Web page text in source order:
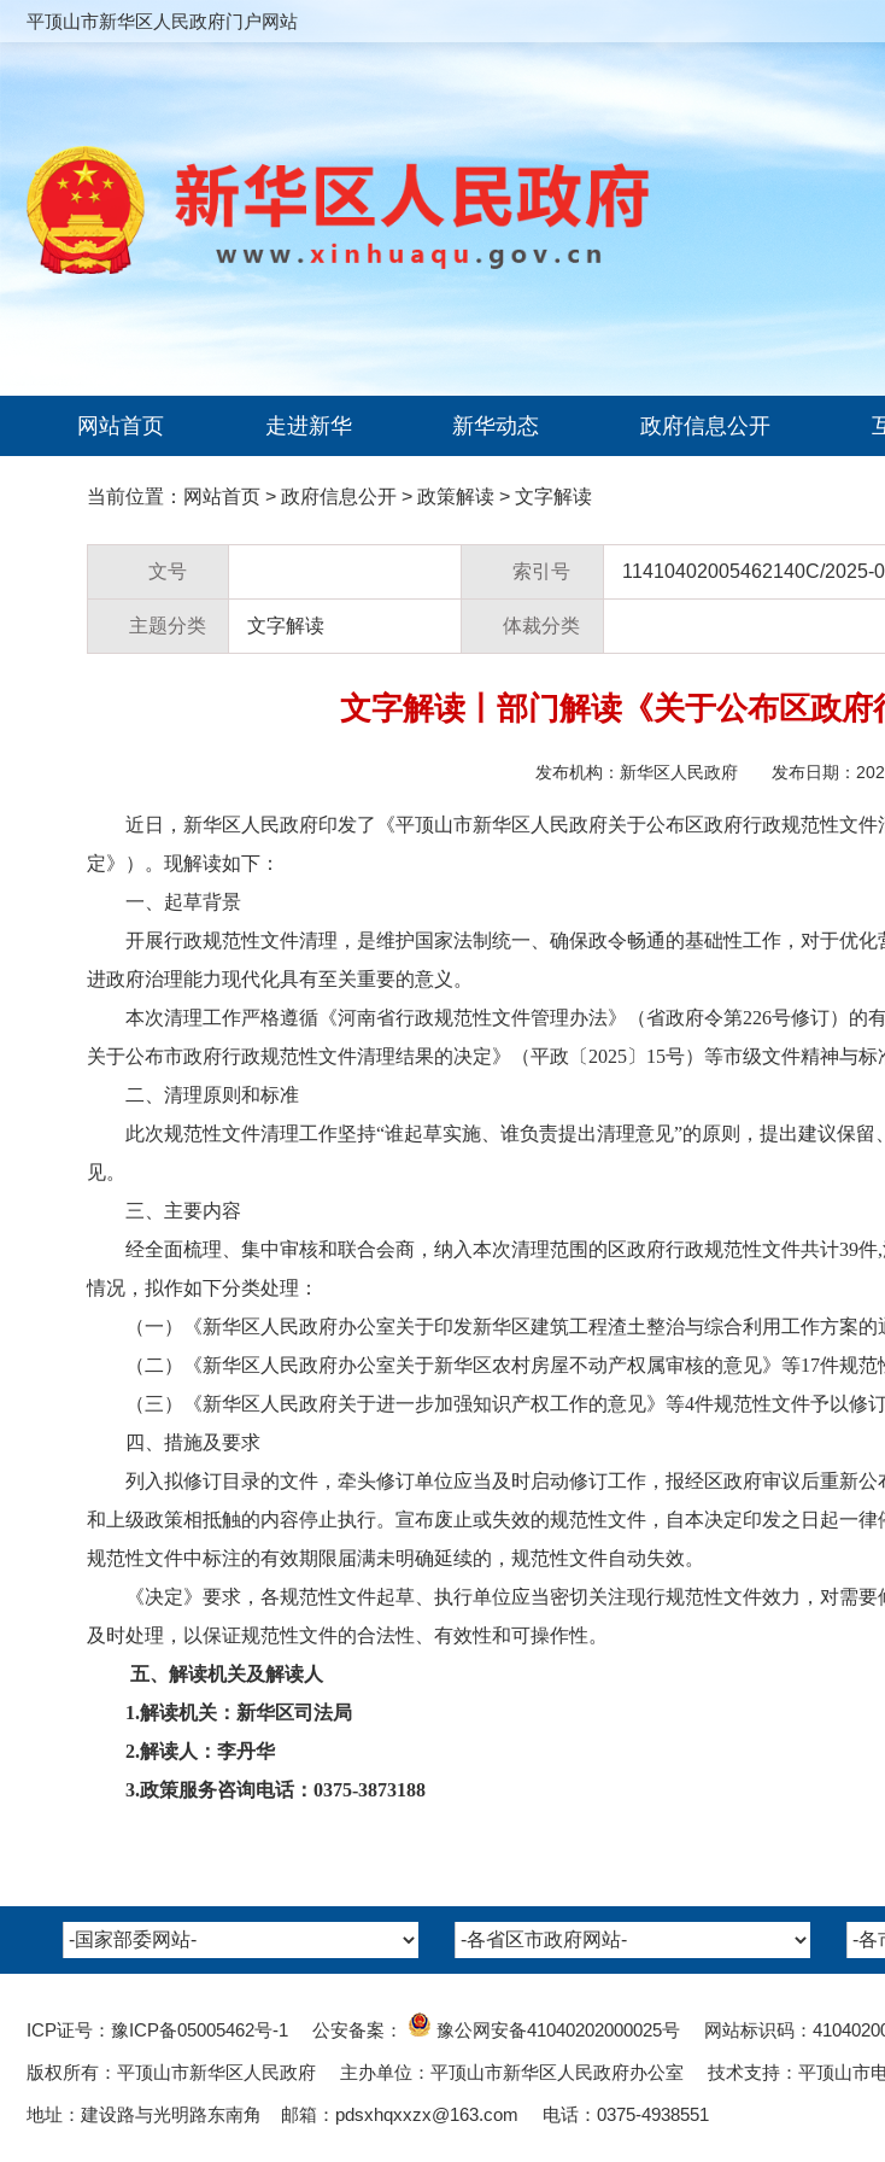
平顶山市新华区人民政府门户网站
网站首页 走进新华 新华动态 政府信息公开
当前位置： 网站首页 > 政府信息公开 > 政策解读 > 文字解读
文号 索引号 11410402005462140C/2025-
主题分类 文字解读 体裁分类
文字解读丨部门解读《关于公布区政府
发布机构： 新华区人民政府 发布日期：
近日，新华区人民政府印发了《平顶山市新华区人民政府关于公布区政府行政规范性文
定》）。现解读如下：
一、起草背景
开展行政规范性文件清理，是维护国家法制统一、确保政令畅通的基础性工作，对于优
进政府治理能力现代化具有至关重要的意义。
本次清理工作严格遵循《河南省行政规范性文件管理办法》（省政府令第226号修订）的
关于公布市政府行政规范性文件清理结果的决定》（平政〔2025〕15号）等市级文件精神与标
二、清理原则和标准
此次规范性文件清理工作坚持“谁起草实施、谁负责提出清理意见”的原则，提出建议保
见。
三、主要内容
经全面梳理、集中审核和联合会商，纳入本次清理范围的区政府行政规范性文件共计39件
情况，拟作如下分类处理：
（一）
《新华区人民政府办公室关于印发新华区建筑工程渣土整治与综合利用工作方案的
（二）
《新华区人民政府办公室关于新华区农村房屋不动产权属审核的意见》等17件规范
（三）
《新华区人民政府关于进一步加强知识产权工作的意见》等4件规范性文件予以修订
四、措施及要求
列入拟修订目录的文件，牵头修订单位应当及时启动修订工作，报经区政府审议后重新
和上级政策相抵触的内容停止执行。宣布废止或失效的规范性文件，自本决定印发之日起一律
规范性文件中标注的有效期限届满未明确延续的，规范性文件自动失效。
《决定》要求，各规范性文件起草、执行单位应当密切关注现行规范性文件效力，对需
及时处理，以保证规范性文件的合法性、有效性和可操作性。
五、解读机关及解读人
1.解读机关：新华区司法局
2.解读人：李丹华
3.政策服务咨询电话： 0375-3873188
ICP证号：豫ICP备05005462号-1 公安备案： 豫公网安备41040202000025号 网站标识码：
版权所有：平顶山市新华区人民政府 主办单位：平顶山市新华区人民政府办公室 技术支持：平顶山市
地址：建设路与光明路东南角 邮箱：pdsxhqxxzx@163.com 电话：0375-4938551